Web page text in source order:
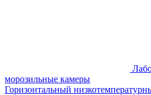
морозильные камеры
Горизонтальный